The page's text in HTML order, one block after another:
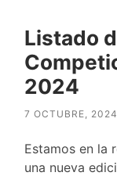
Listado
2024
7 OCTUBRE, 2024
Estamos en la
una nueva